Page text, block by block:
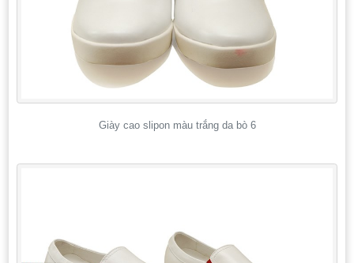
Giày cao slipon màu trắng da bò 6